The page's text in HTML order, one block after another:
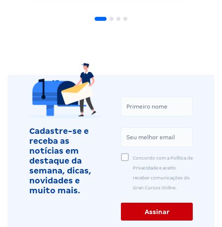
Cadastre-se e
receba as
notícias em
destaque da
semana, dicas,
novidades e
muito mais.
Concordo com a Política de
Privacidade e aceito
receber comunicações do
Gran Cursos Online.